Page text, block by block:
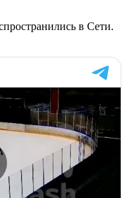
в Сети.